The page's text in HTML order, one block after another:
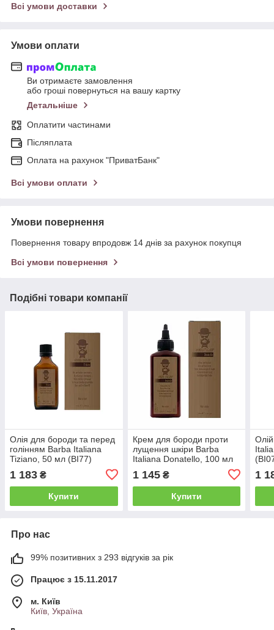
Всі умови доставки
Умови оплати
Ви отримаєте замовлення
або гроші повернуться на вашу картку
Детальніше
Оплатити частинами
Післяплата
Оплата на рахунок "ПриватБанк"
Всі умови оплати
Умови повернення
Повернення товару впродовж 14 днів за рахунок покупця
Всі умови повернення
Подібні товари компанії
Олія для бороди та перед
голінням Barba Italiana
Tiziano, 50 мл (BI77)
1 183 ₴
Купити
Крем для бороди проти
лущення шкіри Barba
Italiana Donatello, 100 мл
1 145₴
Купити
1
Про нас
99% позитивних з 293 відгуків за рік
Працює з 15.11.2017
м. Київ
Київ, Україна